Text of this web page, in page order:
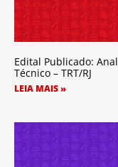
Edital Publicado:
Técnico – TRT/RJ
LEIA MAIS »